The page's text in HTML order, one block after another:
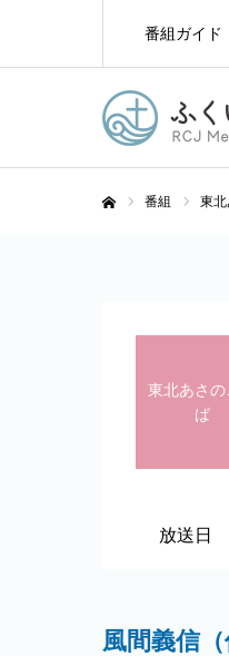
番組ガイド
番組 東
東北あさの
ば
放送日
風間義信（